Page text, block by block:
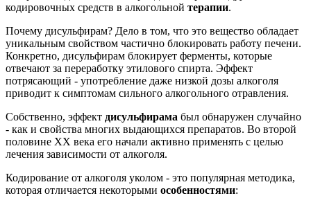
кодировочных средств в алкогольной терапии.
Почему дисульфирам? Дело в том, что это вещество обладает
уникальным свойством частично блокировать работу печени.
Конкретно, дисульфирам блокирует ферменты, которые
отвечают за переработку этилового спирта. Эффект
потрясающий - употребление даже низкой дозы алкоголя
приводит к симптомам сильного алкогольного отравления.
Собственно, эффект дисульфирама был обнаружен случайно
- как и свойства многих выдающихся препаратов. Во второй
половине ХХ века его начали активно применять с целью
лечения зависимости от алкоголя.
Кодирование от алкоголя уколом - это популярная методика,
которая отличается некоторыми особенностями: